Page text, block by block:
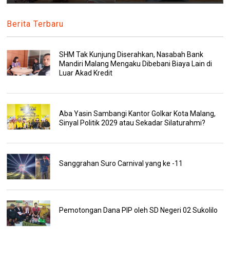
Berita Terbaru
SHM Tak Kunjung Diserahkan, Nasabah Bank
Mandiri Malang Mengaku Dibebani Biaya Lain di
Luar Akad Kredit
Aba Yasin Sambangi Kantor Golkar Kota Malang,
Sinyal Politik 2029 atau Sekadar Silaturahmi?
Sanggrahan Suro Carnival yang ke -11
Pemotongan Dana PIP oleh SD Negeri 02 Sukolilo